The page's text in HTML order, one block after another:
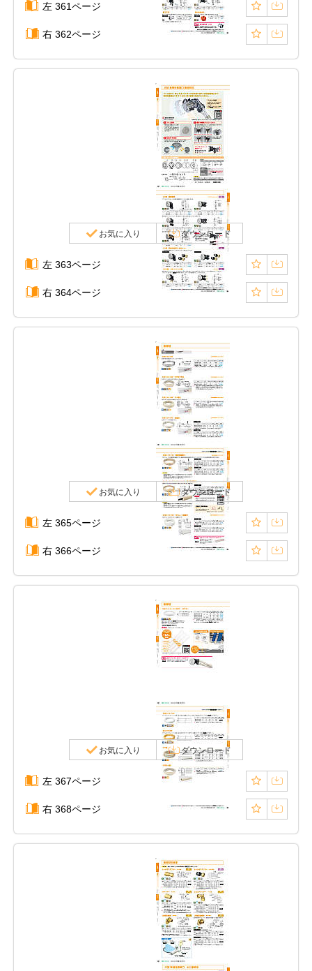
左 361ページ
右 362ページ
お気に入り ダウンロード
左 363ページ
右 364ページ
お気に入り ダウンロード
左 365ページ
右 366ページ
お気に入り ダウンロード
左 367ページ
右 368ページ